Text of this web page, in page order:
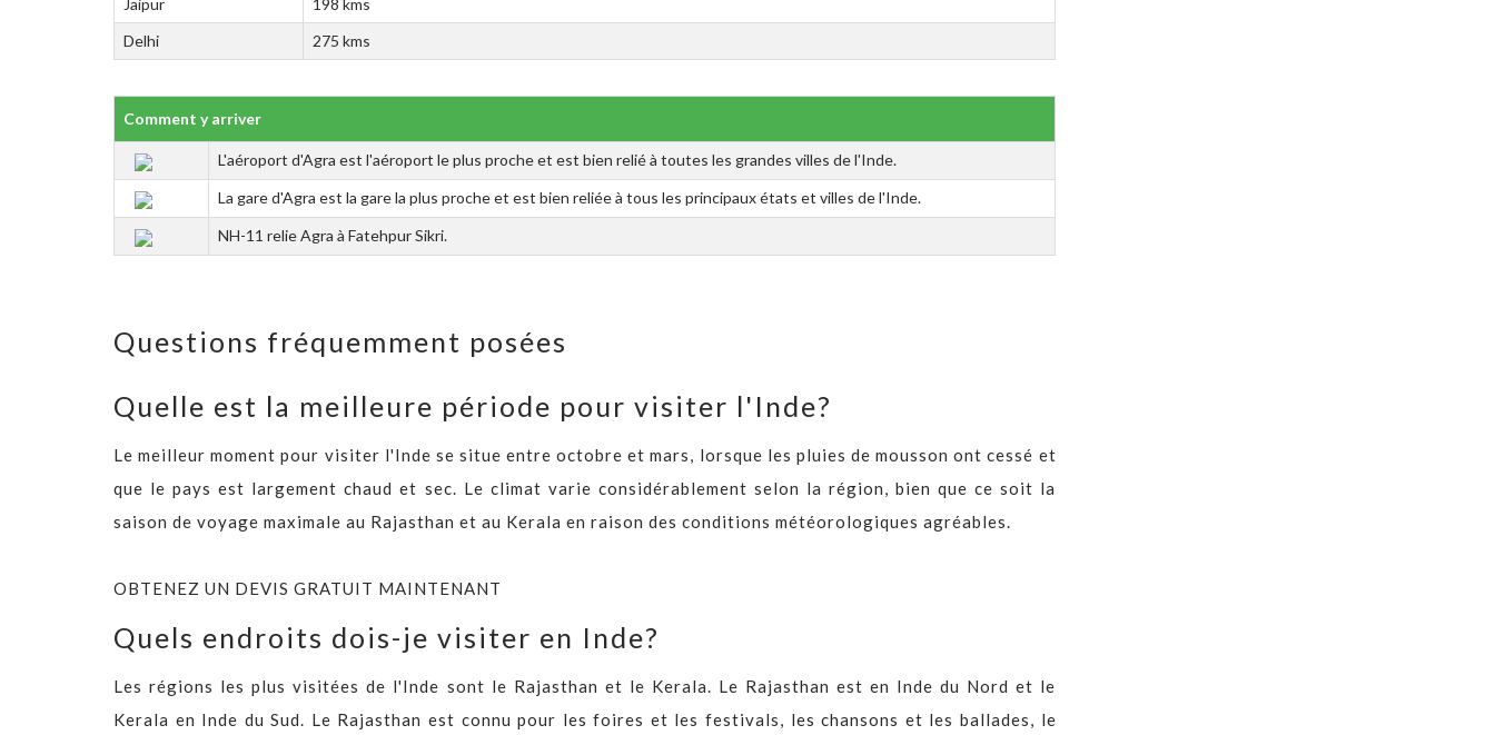
Jaipur
198 kms
Delhi
275 kms
Comment y arriver
L'aéroport d'Agra est l'aéroport le plus proche et est bien relié à toutes les grandes villes de l'Inde.
La gare d'Agra est la gare la plus proche et est bien reliée à tous les principaux états et villes de l'Inde.
NH-11 relie Agra à Fatehpur Sikri.
Questions fréquemment posées
Quelle est la meilleure période pour visiter l'Inde?
Le meilleur moment pour visiter l'Inde se situe entre octobre et mars, lorsque les pluies de mousson ont cessé et
que le pays est largement chaud et sec. Le climat varie considérablement selon la région, bien que ce soit la
saison de voyage maximale au Rajasthan et au Kerala en raison des conditions météorologiques agréables.
OBTENEZ UN DEVIS GRATUIT MAINTENANT
Quels endroits dois-je visiter en Inde?
Les régions les plus visitées de l'Inde sont le Rajasthan et le Kerala. Le Rajasthan est en Inde du Nord et le
Kerala en Inde du Sud. Le Rajasthan est connu pour les foires et les festivals, les chansons et les ballades, le